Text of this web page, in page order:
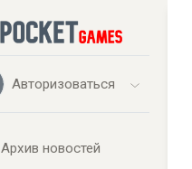
Авторизоваться
Архив новостей